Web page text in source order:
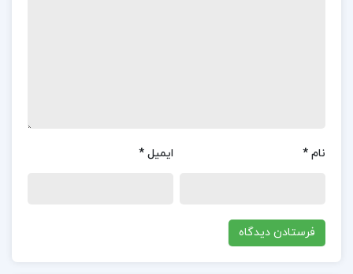
دانلود کتاب روش تحقیق در علوم اجتماعی ریمون
کیوی pdf
نام * ایمیل *